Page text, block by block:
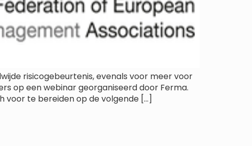
risicogebeurtenis, evenals voor meer voor
op een webinar georganiseerd door Ferma.
voor te bereiden op de volgende […]